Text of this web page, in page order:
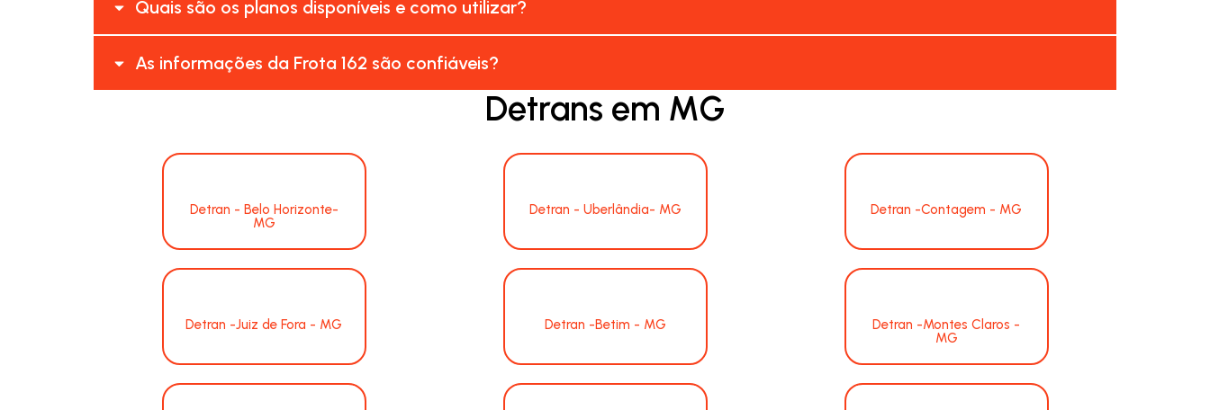
Quais são os planos disponíveis e como utilizar?
As informações da Frota 162 são confiáveis?
Detrans em MG
Detran - Belo Horizonte-
MG
Detran - Uberlândia- MG Detran -Contagem - MG
Detran -Juiz de Fora - MG Detran -Betim - MG
Detran -Montes Claros -
MG